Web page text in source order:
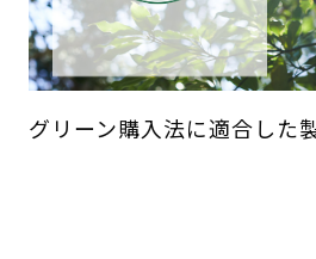
グリーン購入法に適合した